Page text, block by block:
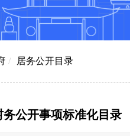
/ 居务公开目录
公开事项标准化目录